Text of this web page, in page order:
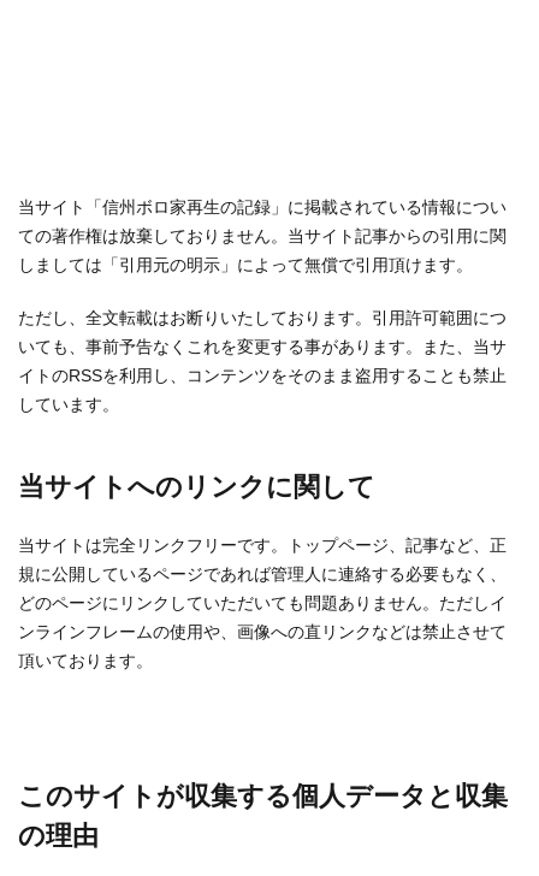
当サイト「信州ボロ家再生の記録」に掲載されている情報につい
ての著作権は放棄しておりません。当サイト記事からの引用に関
しましては「引用元の明示」によって無償で引用頂けます。
ただし、全文転載はお断りいたしております。引用許可範囲につ
いても、事前予告なくこれを変更する事があります。また、当サ
イトのRSSを利用し、コンテンツをそのまま盗用することも禁止
しています。
当サイトへのリンクに関して
当サイトは完全リンクフリーです。トップページ、記事など、正
規に公開しているページであれば管理人に連絡する必要もなく、
どのページにリンクしていただいても問題ありません。ただしイ
ンラインフレームの使用や、画像への直リンクなどは禁止させて
頂いております。
このサイトが収集する個人データと収集
の理由